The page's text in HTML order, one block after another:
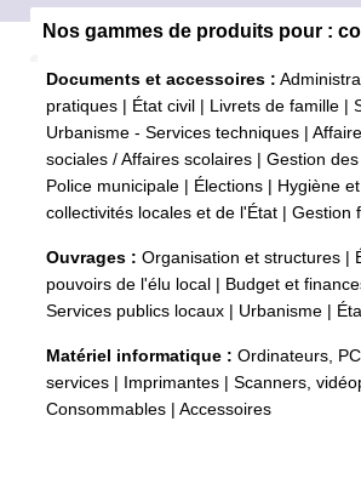
Nos gammes de produits pour :
Documents et accessoires :
pratiques
État civil Livrets de famille
Urbanisme - Services techniques
sociales / Affaires scolaires
Gestion
Police municipale
Élections Hygiène
collectivités locales et de l'État
Gestion
Ouvrages : Organisation et structures
pouvoirs de l'élu local
Budget et
Services publics locaux
Urbanisme
Matériel informatique : Ordinateurs,
services
Imprimantes Scanners,
Consommables
Accessoires